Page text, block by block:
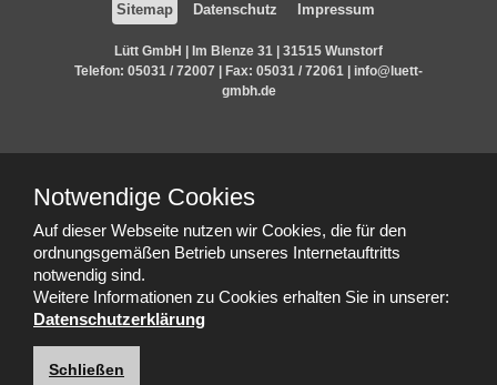
Sitemap Datenschutz Impressum
Lütt GmbH | Im Blenze 31 | 31515 Wunstorf
Telefon: 05031 / 72007 | Fax: 05031 / 72061 | info@luett-
gmbh.de
freuen uns auf Ihren Anruf.
Fenster
SYNEGO Brillant-Design Fensterkonfigurator
Hebeschiebetüren
Notwendige Cookies
Auf dieser Webseite nutzen wir Cookies, die für den
ordnungsgemäßen Betrieb unseres Internetauftritts
notwendig sind.
Weitere Informationen zu Cookies erhalten Sie in unserer:
Datenschutzerklärung
Schließen